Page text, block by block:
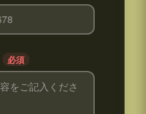
必須